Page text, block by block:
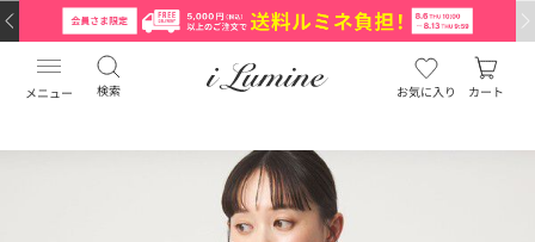
メニュー 検索 お気に入り カート